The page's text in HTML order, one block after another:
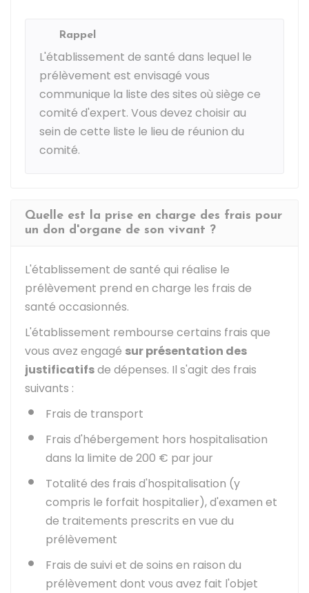
Rappel
L'établissement de santé dans lequel le
prélèvement est envisagé vous
communique la liste des sites où siège ce
comité d'expert. Vous devez choisir au
sein de cette liste le lieu de réunion du
comité.
Quelle est la prise en charge des frais pour
un don d'organe de son vivant ?
L'établissement de santé qui réalise le
prélèvement prend en charge les frais de
santé occasionnés.
L'établissement rembourse certains frais que
vous avez engagé sur présentation des
justificatifsde dépenses. Il s'agit des frais
suivants :
Frais de transport
Frais d'hébergement hors hospitalisation
dans la limite de 200 € par jour
Totalité des frais d'hospitalisation (y
compris le forfait hospitalier), d'examen et
de traitements prescrits en vue du
prélèvement
Frais de suivi et de soins en raison du
prélèvement dont vous avez fait l'objet